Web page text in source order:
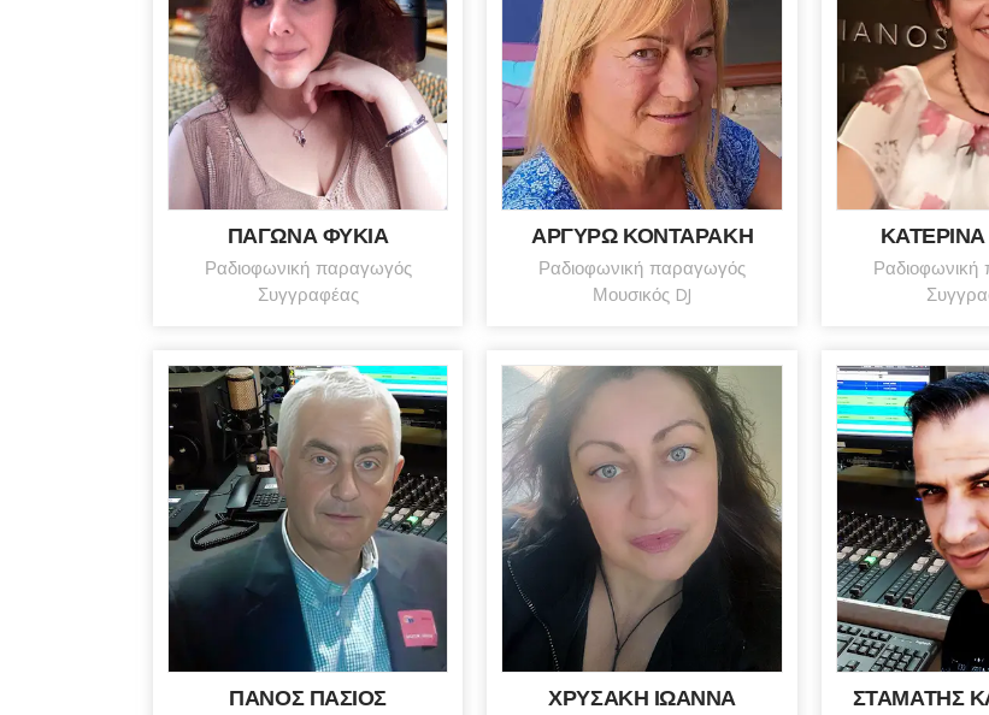
ΠΑΓΩΝΑ ΦΥΚΙΑ
Ραδιοφωνική παραγωγός
Συγγραφέας
ΑΡΓΥΡΩ ΚΟΝΤΑΡΑΚΗ
Ραδιοφωνική παραγωγός
Μουσικός DJ
ΠΑΝΟΣ ΠΑΣΙΟΣ ΧΡΥΣΑΚΗ ΙΩΑΝΝΑ ΣΤΑΜΑΤΗΣ